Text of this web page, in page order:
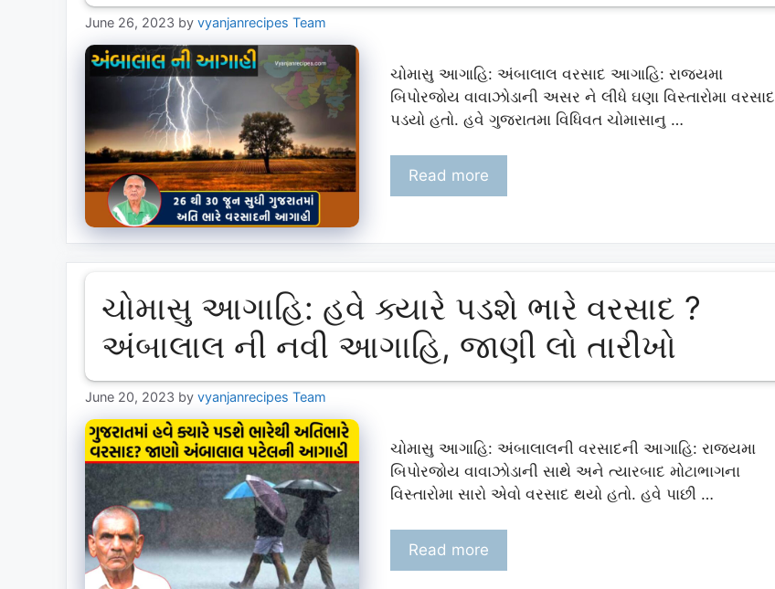
June 26, 2023 by vyanjanrecipes Team
ચોમાસુ આગાહિ: અંબાલાલ વરસાદ આગાહિ: રાજયમા
બિપોરજોય વાવાઝોડાની અસર ને લીધે ઘણા વિસ્તારોમા વરસાદ
પડયો હતો. હવે ગુજરાતમા વિધિવત ચોમાસાનુ …
Read more
ચોમાસુ આગાહિ: હવે ક્યારે પડશે ભારે વરસાદ ?
અંબાલાલ ની નવી આગાહિ, જાણી લો તારીખો
June 20, 2023 by vyanjanrecipes Team
ચોમાસુ આગાહિ: અંબાલાલની વરસાદની આગાહિ: રાજયમા
બિપોરજોય વાવાઝોડાની સાથે અને ત્યારબાદ મોટાભાગના
વિસ્તારોમા સારો એવો વરસાદ થયો હતો. હવે પાછી …
Read more